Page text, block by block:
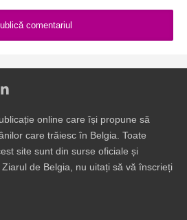
online care își propune să
care trăiesc în Belgia. Toate
site sunt din surse oficiale și
de Belgia, nu uitați să vă înscrieți